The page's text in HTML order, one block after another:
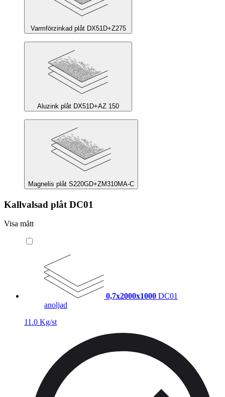
Varmförzinkad plåt DX51D+Z275
Aluzink plåt DX51D+AZ 150
Magnelis plåt S220GD+ZM310MA-C
Kallvalsad plåt DC01
Visa mått
0,7x2000x1000 DC01
anoljad
11.0 Kg/st